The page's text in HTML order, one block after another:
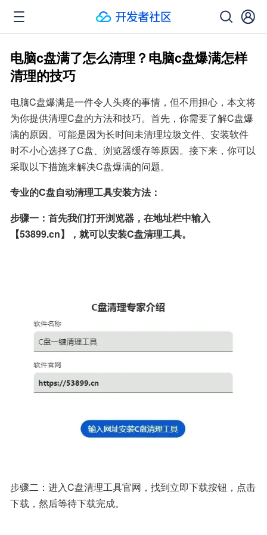
电脑c盘满了怎么清理？电脑c盘爆满怎样
清理的技巧
电脑C盘爆满是一件令人头疼的事情，但不用担心，本文将
为你提供清理C盘的方法和技巧。首先，你需要了解C盘爆
满的原因。可能是因为长时间未清理垃圾文件、安装软件
时不小心选择了C盘、浏览器缓存等原因。接下来，你可以
采取以下措施来解决C盘爆满的问题。
专业的C盘自动清理工具安装方法：
步骤一：首先我们打开浏览器，在地址栏中输入
【53899.cn】，就可以安装C盘清理工具。
步骤二：进入C盘清理工具官网，找到立即下载按钮，点击
下载，然后等待下载完成。